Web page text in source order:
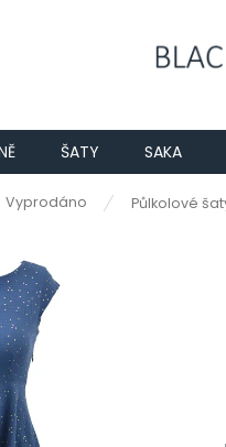
ŠATY SAKA
Vyprodáno Půlkolové